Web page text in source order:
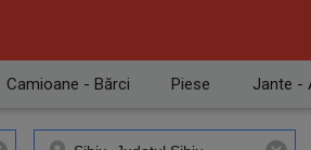
Camioane - Bărci Piese Jante -